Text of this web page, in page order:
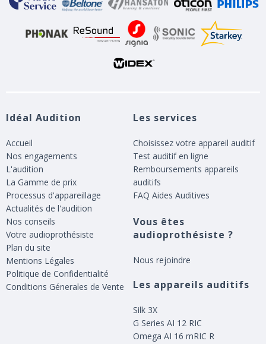
Idéal Audition
Accueil
Nos engagements
L'audition
La Gamme de prix
Processus d'appareillage
Actualités de l'audition
Nos conseils
Votre audioprothésiste
Plan du site
Mentions Légales
Politique de Confidentialité
Conditions Génerales de Vente
Les services
Choisissez votre appareil auditif
Test auditif en ligne
Remboursements appareils
auditifs
FAQ Aides Auditives
Vous êtes
audioprothésiste ?
Nous rejoindre
Les appareils auditifs
Silk 3X
G Series AI 12 RIC
Omega AI 16 mRIC R